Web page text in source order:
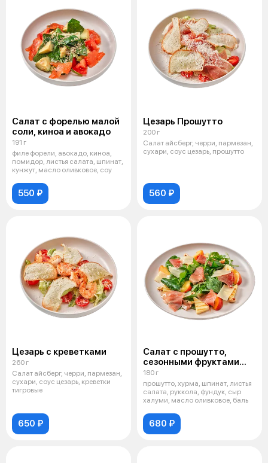
Салат с форелью малой
соли, киноа и авокадо
191 г
филе форели, авокадо, киноа,
помидор, листья салата, шпинат,
кунжут, масло оливковое, соу
550 ₽
Цезарь Прошутто
200 г
Салат айсберг, черри, пармезан,
сухари, соус цезарь, прошутто
560 ₽
Цезарь с креветками
260 г
Салат айсберг, черри, пармезан,
сухари, соус цезарь, креветки
тигровые
650 ₽
Салат с прошутто,
сезонными фруктами
и халуми
180 г
прошутто, хурма, шпинат, листья
салата, руккола, фундук, сыр
халуми, масло оливковое, баль
680 ₽